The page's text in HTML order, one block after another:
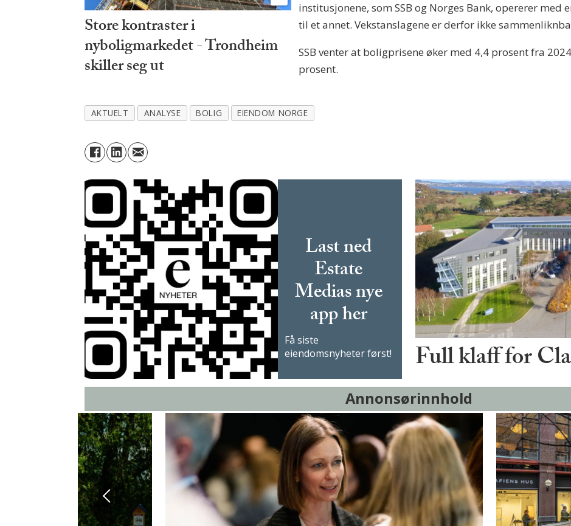
Store kontraster i
nyboligmarkedet - Trondheim
skiller seg ut
institusjonene, som SSB og Norges Bank, opererer
til et annet. Vekstanslagene er derfor ikke
SSB venter at boligprisene øker med 4,4 prosent fra
prosent.
AKTUELT ANALYSE BOLIG EIENDOM NORGE
Last ned
Estate
Medias nye
app her
Få siste
eiendomsnyheter først!
Full klaff for
Annonsørinnhold